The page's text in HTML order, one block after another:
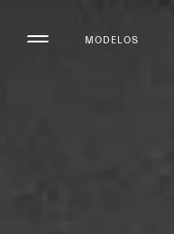
MODELOS